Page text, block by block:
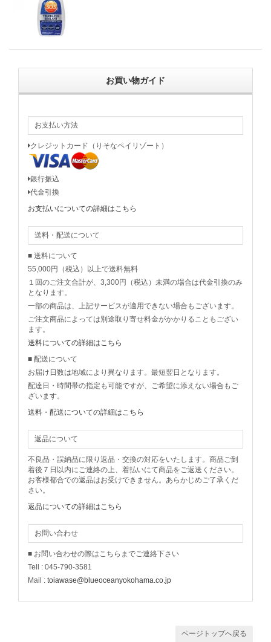
お買い物ガイド
お支払い方法
クレジットカード（りそなペイリゾート）
銀行振込
代金引換
お支払いについての詳細はこちら
送料・配送について
■ 送料について
55,000円（税込）以上で送料無料
１回のご注文合計が、3,300円（税込）未満の場合は代金引換のみ
となります。
一部の商品は、上記サービスが適用できない場合もございます。
ご注文商品によっては別途取り寄せ料金がかかりることもござい
ます。
送料についての詳細はこちら
■ 配送について
お届け日数は地域により異なります。最短翌日となります。
配達日・時間帯の指定も可能ですが、ご希望に添えない場合もご
ざいます。
送料・配送についての詳細はこちら
返品について
不良品・誤納品に限り返品・交換の対応をいたします。商品ご到
着後７日以内にご連絡の上、着払いにて商品をご返送ください。
お客様都合での返品はお受けできません。あらかじめご了承くだ
さい。
返品についての詳細はこちら
お問い合わせ
■ お問い合わせの際はこちらまでご連絡下さい
Tell : 045-790-3581
Mail : toiawase@blueoceanyokohama.co.jp
ページトップへ戻る